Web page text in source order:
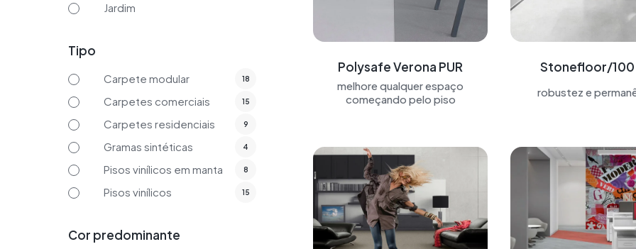
Polysafe Verona PUR
melhore qualquer espaço
começando pelo piso
Stonefloor/100
robustez e
Jardim
Tipo
Carpete modular 18
Carpetes comerciais 15
Carpetes residenciais 9
Gramas sintéticas 4
Pisos vinílicos em manta 8
Pisos vinílicos 15
Cor predominante